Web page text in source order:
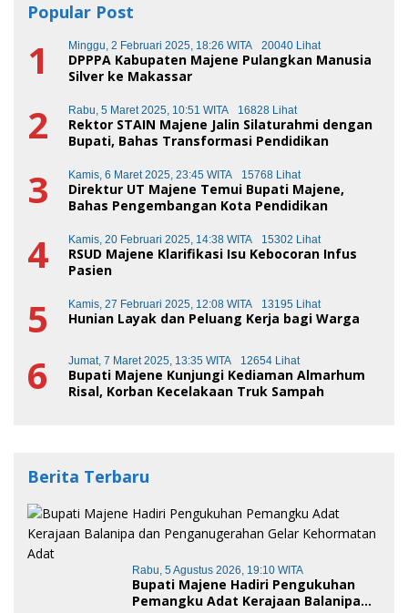
Popular Post
1 Minggu, 2 Februari 2025, 18:26 WITA 20040 Lihat
DPPPA Kabupaten Majene Pulangkan Manusia
Silver ke Makassar
2 Rabu, 5 Maret 2025, 10:51 WITA 16828 Lihat
Rektor STAIN Majene Jalin Silaturahmi dengan
Bupati, Bahas Transformasi Pendidikan
3 Kamis, 6 Maret 2025, 23:45 WITA 15768 Lihat
Direktur UT Majene Temui Bupati Majene,
Bahas Pengembangan Kota Pendidikan
4 Kamis, 20 Februari 2025, 14:38 WITA 15302 Lihat
RSUD Majene Klarifikasi Isu Kebocoran Infus
Pasien
5 Kamis, 27 Februari 2025, 12:08 WITA 13195 Lihat
Hunian Layak dan Peluang Kerja bagi Warga
6 Jumat, 7 Maret 2025, 13:35 WITA 12654 Lihat
Bupati Majene Kunjungi Kediaman Almarhum
Risal, Korban Kecelakaan Truk Sampah
Berita Terbaru
Rabu, 5 Agustus 2026, 19:10 WITA
Bupati Majene Hadiri Pengukuhan
Pemangku Adat Kerajaan Balanipa